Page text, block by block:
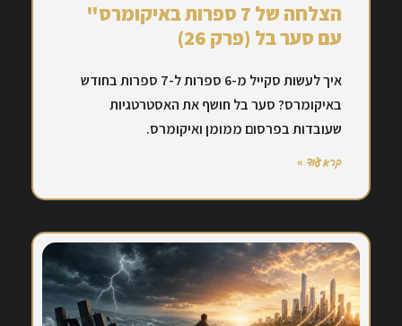
הצלחה של 7 ספרות באיקומרס"
עם סער בל (פרק 26)
איך לעשות סקייל מ-6 ספרות ל-7 ספרות בחודש
באיקומרס? סער בל חושף את האסטרטגיות
שעובדות בפרסום ממומן ואיקומרס.
קרא עוד »